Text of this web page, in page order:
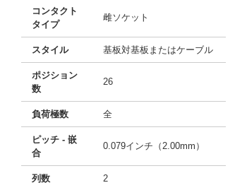
コンタクト
タイプ
雌ソケット
スタイル 基板対基板またはケーブル
ポジション
数
26
負荷極数 全
ピッチ - 嵌
合
0.079インチ（2.00mm）
列数 2